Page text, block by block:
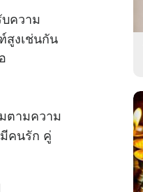
ความ
สูงเช่นกัน
ตามความ
คนรัก คู่